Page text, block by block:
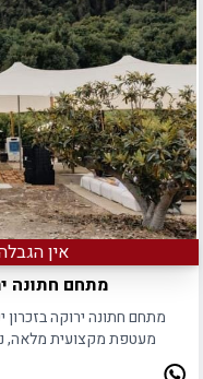
אין
מתחם חתונה
מתחם חתונה ירוקה
מעטפת מקצועית מלאה,